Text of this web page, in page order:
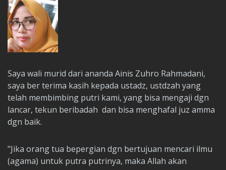
Saya wali murid dari ananda Ainis Zuhro Rahmadani,
saya ber terima kasih kepada ustadz, ustdzah yang
telah membimbing putri kami, yang bisa mengaji dgn
lancar, tekun beribadah dan bisa menghafal juz amma
dgn baik.
"Jika orang tua bepergian dgn bertujuan mencari ilmu
(agama) untuk putra putrinya, maka Allah akan